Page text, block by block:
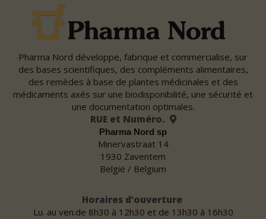
Pharma Nord développe, fabrique et commercialise, sur
des bases scientifiques, des compléments alimentaires,
des remèdes à base de plantes médicinales et des
médicaments axés sur une biodisponibilité, une sécurité et
une documentation optimales.
RUE et Numéro.
Pharma Nord sp
Minervastraat 14
1930 Zaventem
België / Belgium
Horaires d’ouverture
Lu. au ven.de 8h30 à 12h30 et de 13h30 à 16h30